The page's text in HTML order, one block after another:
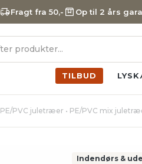
Fragt fra 50,- Op til 2 års
TILBUD
PE/PVC juletræer • PE/PVC mix
Indendørs &